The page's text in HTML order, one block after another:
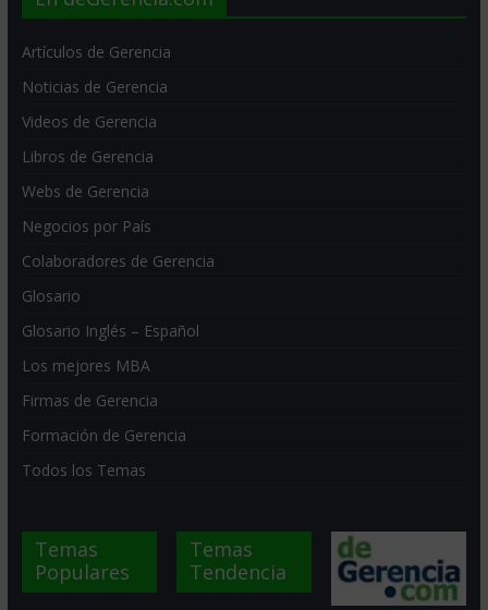
Artículos de Gerencia
Noticias de Gerencia
Videos de Gerencia
Libros de Gerencia
Webs de Gerencia
Negocios por País
Colaboradores de Gerencia
Glosario
Glosario Inglés – Español
Los mejores MBA
Firmas de Gerencia
Formación de Gerencia
Todos los Temas
Temas
Populares
Temas
Tendencia